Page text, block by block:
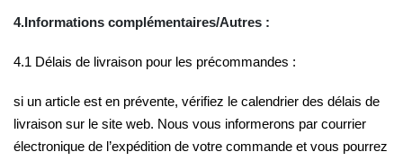
4.Informations complémentaires/Autres :
4.1 Délais de livraison pour les précommandes :
si un article est en prévente, vérifiez le calendrier des délais de
livraison sur le site web. Nous vous informerons par courrier
électronique de l’expédition de votre commande et vous pourrez